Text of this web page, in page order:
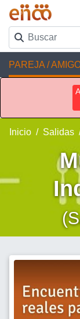
PAREJA /
Inicio Salidas